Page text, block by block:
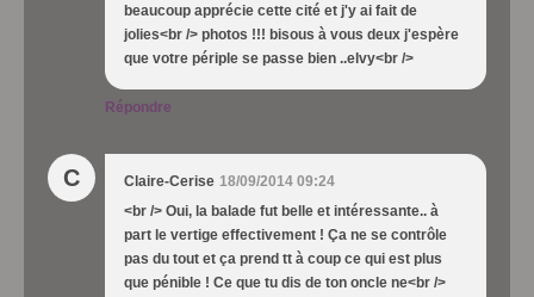
beaucoup apprécie cette cité et j'y ai fait de
jolies<br /> photos !!! bisous à vous deux j'espère
que votre périple se passe bien ..elvy<br />
Répondre
C Claire-Cerise 18/09/2014 09:24
<br /> Oui, la balade fut belle et intéressante.. à
part le vertige effectivement ! Ça ne se contrôle
pas du tout et ça prend tt à coup ce qui est plus
que pénible ! Ce que tu dis de ton oncle ne<br />